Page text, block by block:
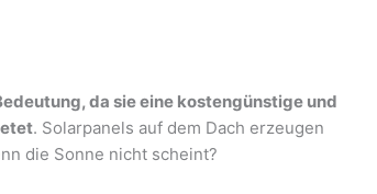
da sie eine kostengünstige und
. Solarpanels auf dem Dach erzeugen
die Sonne nicht scheint?